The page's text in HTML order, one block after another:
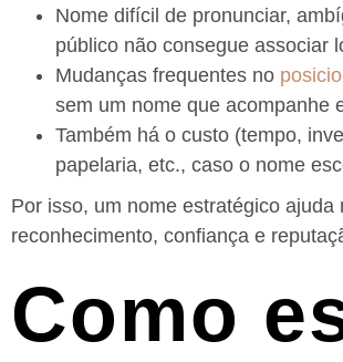
Nome difícil de pronunciar,
público não consegue associar
Mudanças frequentes no
sem um nome que acompanhe
Também há o custo (tempo,
papelaria, etc., caso o nome
Por isso, um nome estratégico
reconhecimento, confiança e
Como